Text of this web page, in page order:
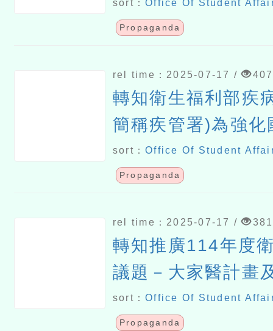
sort：Office Of Student
Propaganda
rel time：2025-07-17 / 407
轉知衛生福利部疾
簡稱疾管署)為強化
病等性傳染病防治
染病衛教資源」專
諮詢與梅毒篩檢服
sort：Office Of Student
Propaganda
rel time：2025-07-17 / 381
轉知推廣114年度
議題－大家醫計畫
戒菸服務
sort：Office Of Student
Propaganda